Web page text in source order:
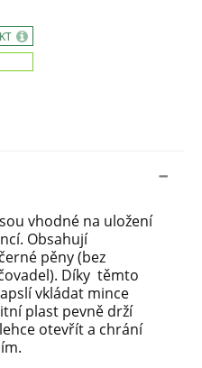
vhodné na uložení
Obsahují
pěny (bez
Díky těmto
vkládat mince
plast pevně drží
otevřít a chrání